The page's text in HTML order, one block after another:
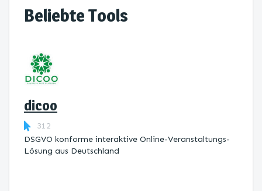
Beliebte Tools
dicoo
312
DSGVO konforme interaktive Online-Veranstaltungs-
Lösung aus Deutschland